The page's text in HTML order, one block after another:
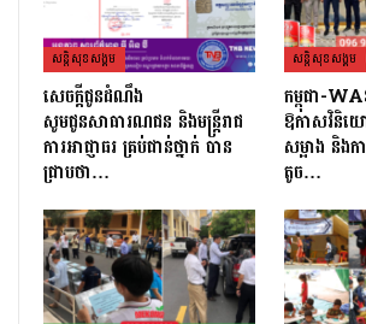
សន្តិសុខសង្គម
សេចក្ដីជូនដំណឹង
សូមជូនសាធារណជន និងមន្ត្រីរាជ
ការអាជ្ញាធរ គ្រប់ជាន់ថ្នាក់ បាន
ជ្រាបថា…
សន្តិសុខសង្គម
កម្ពុជា-
ឱកាសវិនិយ
សម្អាង និង
តូច…